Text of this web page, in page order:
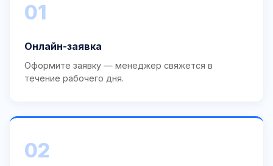
01
Онлайн-заявка
Оформите заявку — менеджер свяжется в
течение рабочего дня.
02